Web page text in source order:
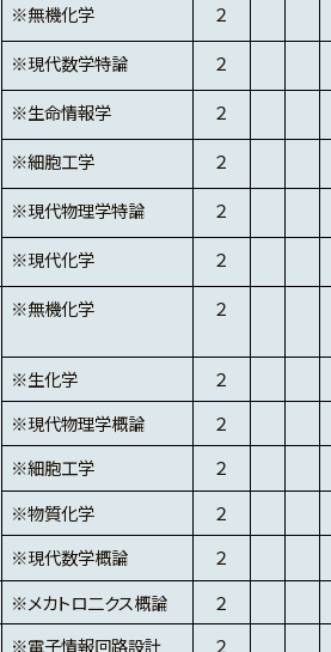
※無機化学
２
※現代数学特論
２
※生命情報学
２
※細胞工学
２
※現代物理学特論
２
※現代化学
２
※無機化学 ２
※生化学
２
※現代物理学概論
２
※細胞工学
２
※物質化学
２
※現代数学概論
２
※メカトロ二クス概論
２
※電子情報回路設計 ２